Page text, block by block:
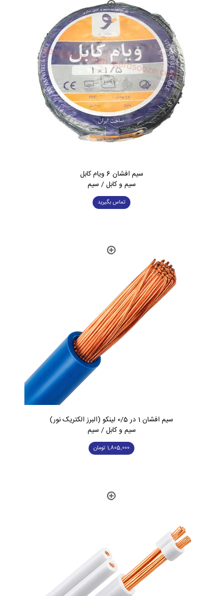
سیم افشان 6 ویام کابل
سیم و کابل / سیم
تماس بگیرید
سیم افشان 1 در 0/5 لینکو (البرز الکتریک نور)
سیم و کابل / سیم
1,805,000 تومان